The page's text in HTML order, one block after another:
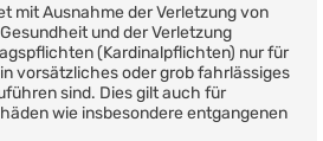
mit Ausnahme der Verletzung von
und der Verletzung
(Kardinalpflichten) nur für
vorsätzliches oder grob fahrlässiges
sind. Dies gilt auch für
wie insbesondere entgangenen